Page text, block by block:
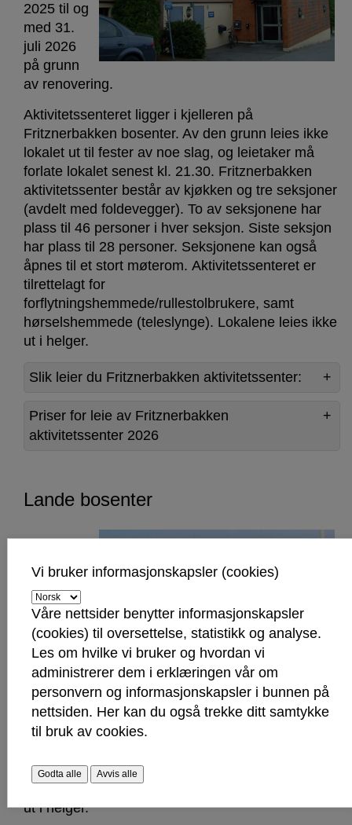
2025 til og
med 31.
juli 2026
på grunn
av renovering.
Aktivitetssenteret ligger i kjelleren på
Fritznerbakken bosenter. Av den grunn leies ikke
lokalet ut til fester av noe slag, og leietaker må
forlate lokalet senest kl. 21.30. Fritznerbakken
aktivitetssenter består av kjøkken og tre seksjoner
(avdelt med foldevegger). To av seksjonene har
plass til 46 personer i hver seksjon. Siste seksjon
har plass til 28 personer. Seksjonene kan også
åpnes til et stort møterom. Aktivitetssenteret er
tilrettelagt for
forflytningshemmede/rullestolbrukere, samt
hørselshemmede (teleslynge). Lokalene leies ikke
ut i helger.
Slik leier du Fritznerbakken aktivitetssenter:
Priser for leie av Fritznerbakken
aktivitetssenter 2026
Lande bosenter
Utleielokalet ved Lande bosenter består av
kjøkken og 3 seksjoner. Det er plass til 40
personer i hver seksjon. Det leies ikke ut til
konfirmasjon, barndåp og lignende siden lokalet
ligger i tilknytning til et bosenter. Av den grunn må
også leietaker forlate lokalet senest kl.
forflytningshemmede/rullestolbrukere, samt
ut i helger.
Vi bruker informasjonskapsler (cookies)
Våre nettsider benytter informasjonskapsler
(cookies) til oversettelse, statistikk og analyse.
Les om hvilke vi bruker og hvordan vi
administrerer dem i erklæringen vår om
personvern og informasjonskapsler i bunnen på
nettsiden. Her kan du også trekke ditt samtykke
til bruk av cookies.
Godta alle Avvis alle